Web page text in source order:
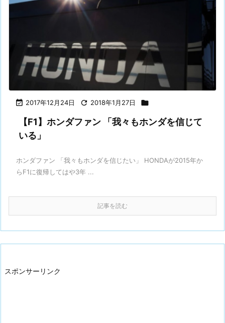
 2017年12月24日  2018年1月27日 
【F1】ホンダファン 「我々もホンダを信じて
いる」
ホンダファン 「我々もホンダを信じたい」 HONDAが2015年か
らF1に復帰してはや3年 ...
記事を読む
スポンサーリンク